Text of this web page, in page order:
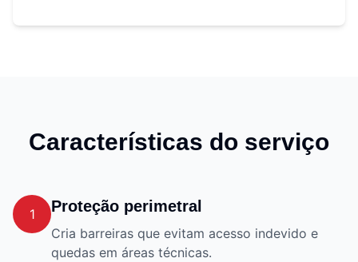
Características do serviço
1 Proteção perimetral
Cria barreiras que evitam acesso indevido e
quedas em áreas técnicas.